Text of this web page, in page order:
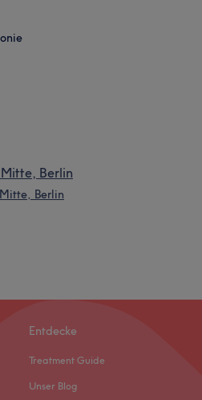
Berlin
Berlin
Entdecke
Treatment Guide
Unser Blog